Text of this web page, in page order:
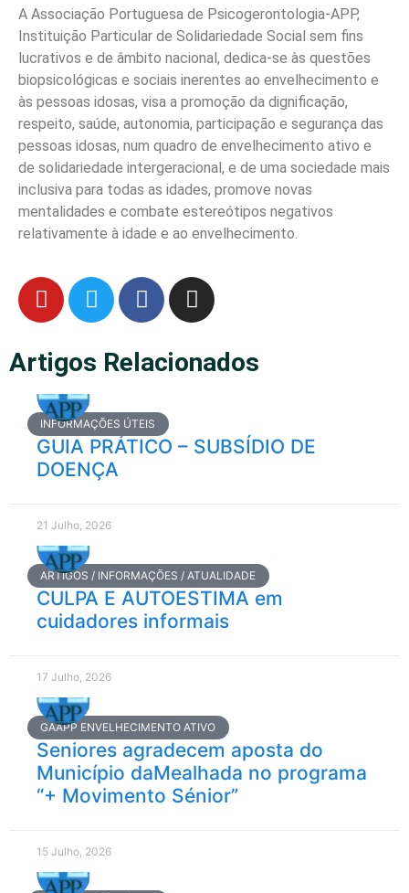
A Associação Portuguesa de Psicogerontologia-APP,
Instituição Particular de Solidariedade Social sem fins
lucrativos e de âmbito nacional, dedica-se às questões
biopsicológicas e sociais inerentes ao envelhecimento e
às pessoas idosas, visa a promoção da dignificação,
respeito, saúde, autonomia, participação e segurança das
pessoas idosas, num quadro de envelhecimento ativo e
de solidariedade intergeracional, e de uma sociedade mais
inclusiva para todas as idades, promove novas
mentalidades e combate estereótipos negativos
relativamente à idade e ao envelhecimento.
Artigos Relacionados
INFORMAÇÕES ÚTEIS
GUIA PRÁTICO – SUBSÍDIO DE
DOENÇA
21 Julho, 2026
ARTIGOS / INFORMAÇÕES / ATUALIDADE
CULPA E AUTOESTIMA em
cuidadores informais
17 Julho, 2026
GAAPP ENVELHECIMENTO ATIVO
Seniores agradecem aposta do
Município daMealhada no programa
“+ Movimento Sénior”
15 Julho, 2026